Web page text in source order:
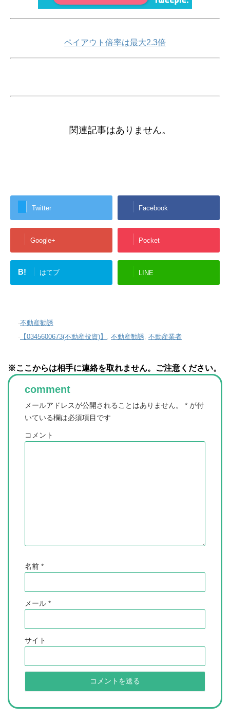
ペイアウト倍率は最大2.3倍
関連記事はありません。
Twitter Facebook
Google+ Pocket
B! はてブ LINE
-不動産勧誘
- 【0345600673(不動産投資)】 不動産勧誘 不動産業者
※ここからは相手に連絡を取れません。ご注意ください。
comment
メールアドレスが公開されることはありません。 * が付
いている欄は必須項目です
コメント
名前 *
メール *
サイト